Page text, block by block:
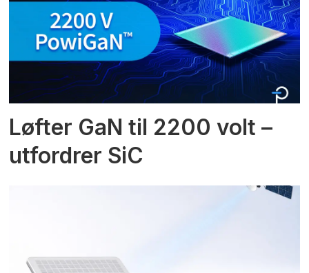
Løfter GaN til 2200 volt –
utfordrer SiC